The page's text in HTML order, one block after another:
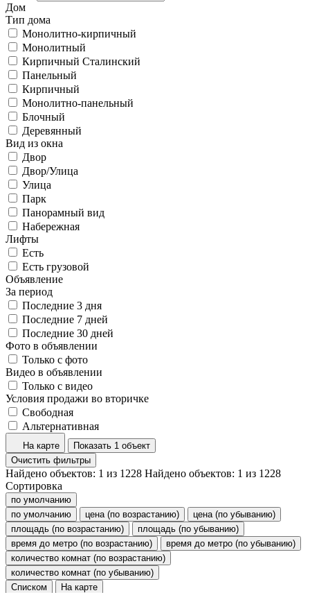
Дом
Тип дома
Монолитно-кирпичный
Монолитный
Кирпичный Сталинский
Панельный
Кирпичный
Монолитно-панельный
Блочный
Деревянный
Вид из окна
Двор
Двор/Улица
Улица
Парк
Панорамный вид
Набережная
Лифты
Есть
Есть грузовой
Объявление
За период
Последние 3 дня
Последние 7 дней
Последние 30 дней
Фото в объявлении
Только с фото
Видео в объявлении
Только с видео
Условия продажи во вторичке
Свободная
Альтернативная
На карте
Показать 1 объект
Очистить фильтры
Найдено объектов: 1 из 1228 Найдено объектов: 1 из 1228
Сортировка
по умолчанию
по умолчанию
цена (по возрастанию)
цена (по убыванию)
площадь (по возрастанию)
площадь (по убыванию)
время до метро (по возрастанию)
время до метро (по убыванию)
количество комнат (по возрастанию)
количество комнат (по убыванию)
Списком
На карте